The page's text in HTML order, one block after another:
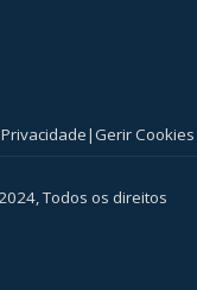
Todos os direitos
|Gerir Cookies